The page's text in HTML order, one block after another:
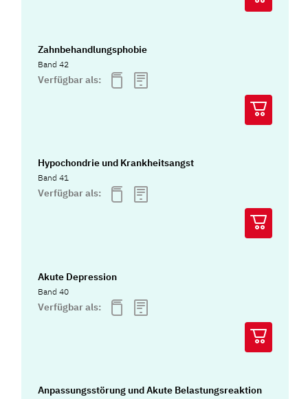
Zahnbehandlungsphobie
Band 42
Verfügbar als:
Hypochondrie und Krankheitsangst
Band 41
Verfügbar als:
Akute Depression
Band 40
Verfügbar als:
Anpassungsstörung und Akute Belastungsreaktion